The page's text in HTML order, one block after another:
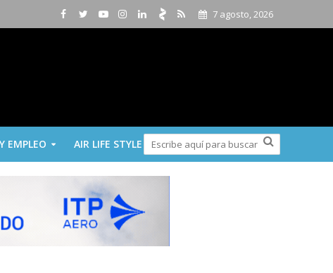
7 agosto, 2026
EMPLEO AIR LIFE STYLE